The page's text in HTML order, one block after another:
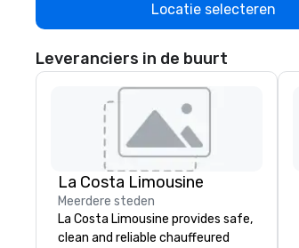
Locatie selecteren
Leveranciers in de buurt
La Costa Limousine
Meerdere steden
La Costa Limousine provides safe,
clean and reliable chauffeured